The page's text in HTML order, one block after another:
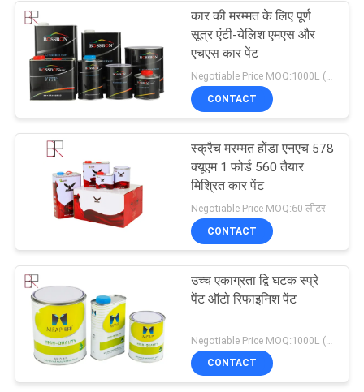
PRIVACY
POLICYतैयार है मिक्स्ड कार पेंट
ऑटोमोटिव पेंट बाइंडर
17
साफ़ कोट वार्निश
24
कार की मरम्मत के लिए पूर्ण
सूत्र एंटी-येलिश एमएस और
एचएस कार पेंट
CONTACT
स्क्रैच मरम्मत होंडा एनएच 578
क्यूएम 1 फोर्ड 560 तैयार
मिश्रित कार पेंट
Negotiable Price MOQ:60 लीटर
CONTACT
उच्च एकाग्रता द्वि घटक स्प्रे
पेंट ऑटो रिफाइनिश पेंट
CONTACT